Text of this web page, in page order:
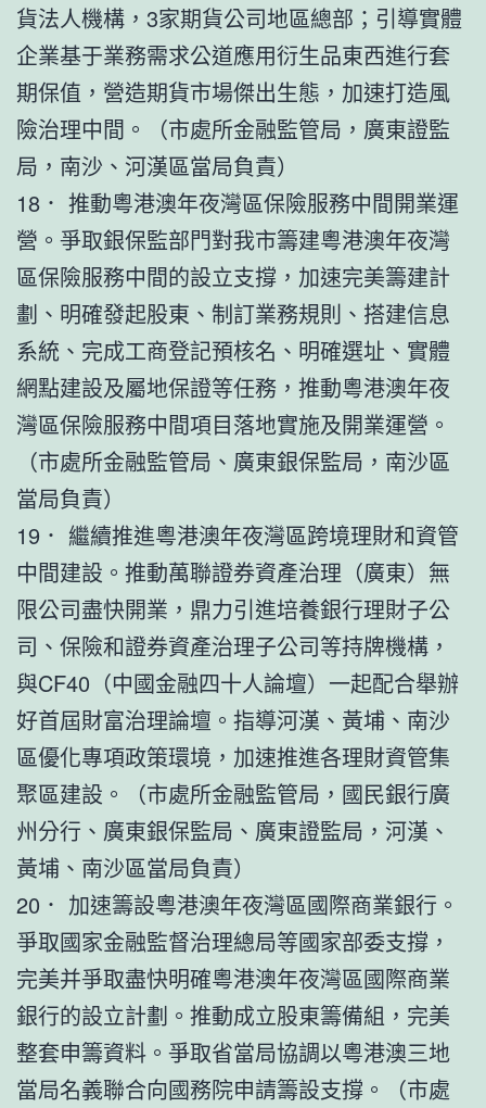
貨法人機構，3家期貨公司地區總部；引導實體
企業基于業務需求公道應用衍生品東西進行套
期保值，營造期貨市場傑出生態，加速打造風
險治理中間。（市處所金融監管局，廣東證監
局，南沙、河漢區當局負責）
18． 推動粵港澳年夜灣區保險服務中間開業運
營。爭取銀保監部門對我市籌建粵港澳年夜灣
區保險服務中間的設立支撐，加速完美籌建計
劃、明確發起股東、制訂業務規則、搭建信息
系統、完成工商登記預核名、明確選址、實體
網點建設及屬地保證等任務，推動粵港澳年夜
灣區保險服務中間項目落地實施及開業運營。
（市處所金融監管局、廣東銀保監局，南沙區
當局負責）
19． 繼續推進粵港澳年夜灣區跨境理財和資管
中間建設。推動萬聯證券資產治理（廣東）無
限公司盡快開業，鼎力引進培養銀行理財子公
司、保險和證券資產治理子公司等持牌機構，
與CF40（中國金融四十人論壇）一起配合舉辦
好首屆財富治理論壇。指導河漢、黃埔、南沙
區優化專項政策環境，加速推進各理財資管集
聚區建設。（市處所金融監管局，國民銀行廣
州分行、廣東銀保監局、廣東證監局，河漢、
黃埔、南沙區當局負責）
20． 加速籌設粵港澳年夜灣區國際商業銀行。
爭取國家金融監督治理總局等國家部委支撐，
完美并爭取盡快明確粵港澳年夜灣區國際商業
銀行的設立計劃。推動成立股東籌備組，完美
整套申籌資料。爭取省當局協調以粵港澳三地
當局名義聯合向國務院申請籌設支撐。（市處